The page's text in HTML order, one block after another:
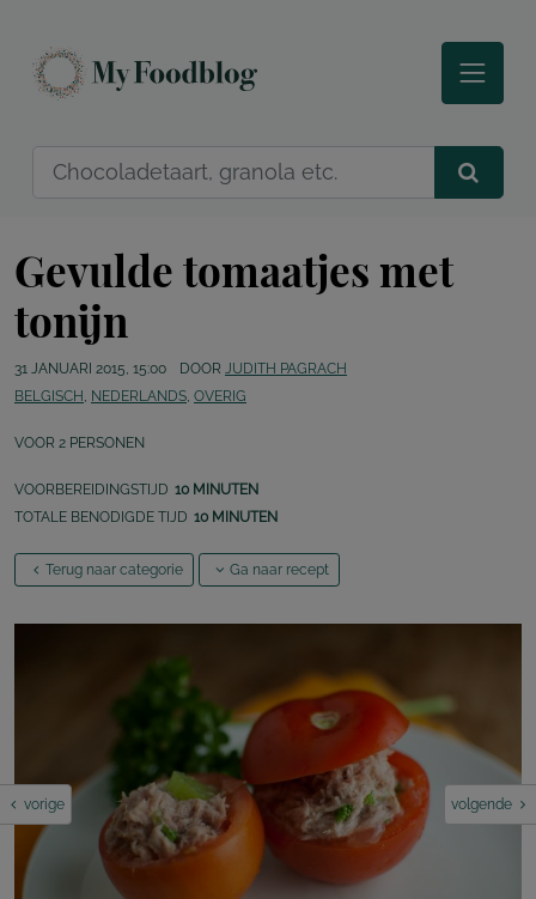
Gevulde tomaatjes met
tonijn
31 JANUARI 2015, 15:00 DOOR JUDITH PAGRACH
BELGISCH , NEDERLANDS, OVERIG
VOOR 2 PERSONEN
VOORBEREIDINGSTIJD 10 MINUTEN
TOTALE BENODIGDE TIJD 10 MINUTEN
Terug naar categorie Ga naar recept
vorige volgende